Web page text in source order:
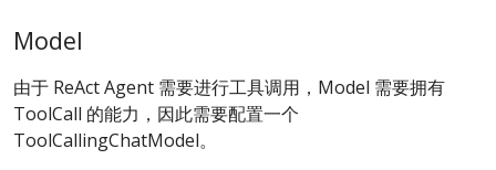
Model
由于 ReAct Agent 需要进行工具调用，Model 需要拥有
ToolCall 的能力，因此需要配置一个
ToolCallingChatModel。